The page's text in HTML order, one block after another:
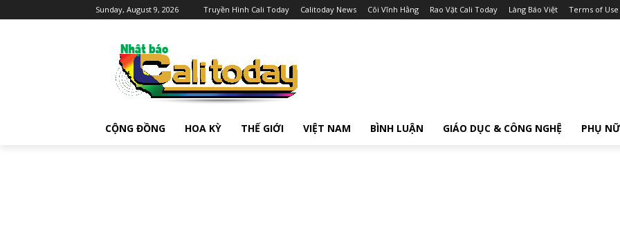
Sunday, August 9, 2026 Truyền Hình Cali Today Calitoday News Cõi Vĩnh Hằng Rao Vặt Cali Today Làng Báo Việt Terms of Use
CỘNG ĐỒNG HOA KỲ THẾ GIỚI VIỆT NAM BÌNH LUẬN GIÁO DỤC & CÔNG NGHỆ PHỤ NỮ